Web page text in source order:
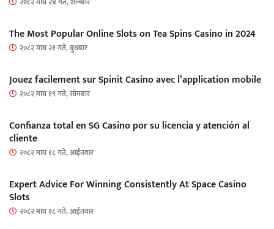
The Most Popular Online Slots on Tea Spins Casino in 2024
२०८२ माघ २१ गते, बुधबार
Jouez facilement sur Spinit Casino avec l’application mobile
२०८२ माघ १९ गते, सोमबार
Confianza total en SG Casino por su licencia y atención al
cliente
२०८२ माघ १८ गते, आईतवार
Expert Advice For Winning Consistently At Space Casino
Slots
२०८२ माघ १८ गते, आईतवार